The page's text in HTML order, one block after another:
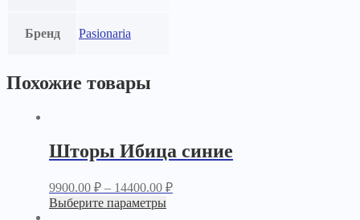
Бренд Pasionaria
Похожие товары
Шторы Ибица синие
9900.00 ₽– 14400.00 ₽
Выберите параметры